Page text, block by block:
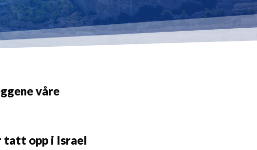
våre
tatt opp i Israel